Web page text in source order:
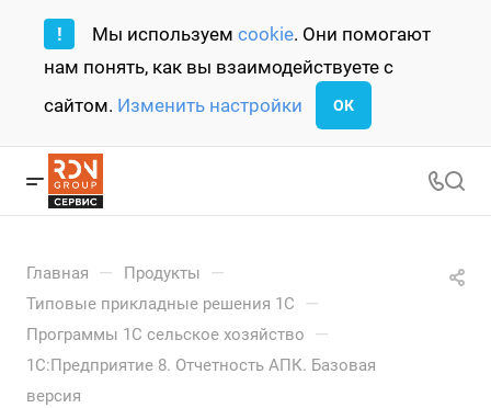
! Мы используем cookie. Они помогают
нам понять, как вы взаимодействуете с
сайтом. Изменить настройки ОК
Главная — Продукты —
Типовые прикладные решения 1С —
Программы 1С сельское хозяйство —
1С:Предприятие 8. Отчетность АПК. Базовая
версия